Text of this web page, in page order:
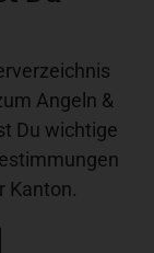
Angeln &
Du wichtige
Kanton.